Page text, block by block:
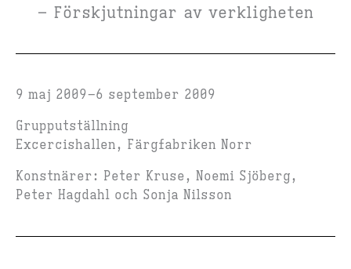
– Förskjutningar av verkligheten
9 maj 2009
6 september 2009
Grupputställning
Excercishallen, Färgfabriken Norr
Konstnärer: Peter Kruse, Noemi Sjöberg,
Peter Hagdahl och Sonja Nilsson